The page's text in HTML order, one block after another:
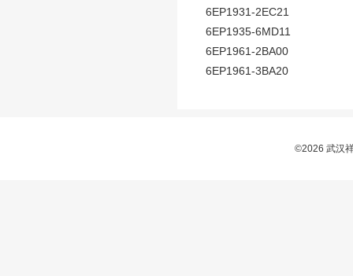
6EP1931-2EC21
6EP1935-6MD11
6EP1961-2BA00
6EP1961-3BA20
©2026 武汉